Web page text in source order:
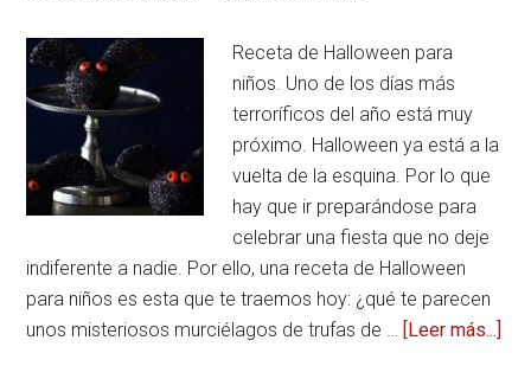
Receta de Halloween para
niños. Uno de los días más
terroríficos del año está muy
próximo. Halloween ya está a la
vuelta de la esquina. Por lo que
hay que ir preparándose para
celebrar una fiesta que no deje
indiferente a nadie. Por ello, una receta de Halloween
para niños es esta que te traemos hoy: ¿qué te parecen
unos misteriosos murciélagos de trufas de … [Leer más...]